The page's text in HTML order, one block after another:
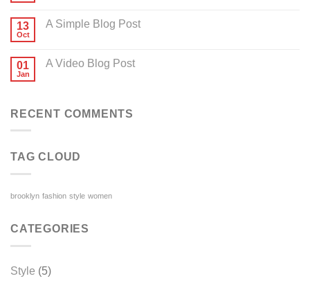
13
Oct
A Simple Blog Post
01
Jan
A Video Blog Post
RECENT COMMENTS
TAG CLOUD
brooklyn fashion style women
CATEGORIES
Style (5)